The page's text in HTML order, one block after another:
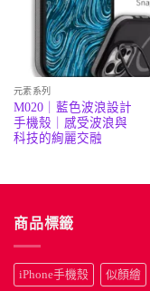
元素系列
M020｜藍色波浪設計
手機殼｜感受波浪與
科技的絢麗交融
商品標籤
iPhone手機殼 似顏繪